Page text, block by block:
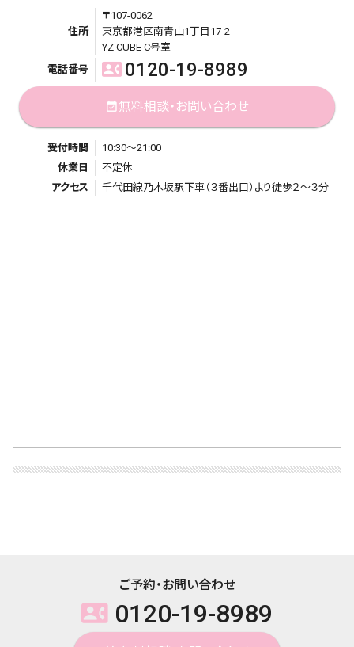
住所
〒107-0062
東京都港区南青山1丁目17-2
YZ CUBE C号室
電話番号
contact_phone 0120-19-8989
event_available無料相談・お問い合わせ
受付時間
10:30～21:00
休業日
不定休
アクセス
千代田線乃木坂駅下車（３番出口）より徒歩２～３分
ご予約・お問い合わせ
contact_phone 0120-19-8989